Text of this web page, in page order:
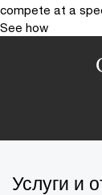
compete at a
See how
Услуги и